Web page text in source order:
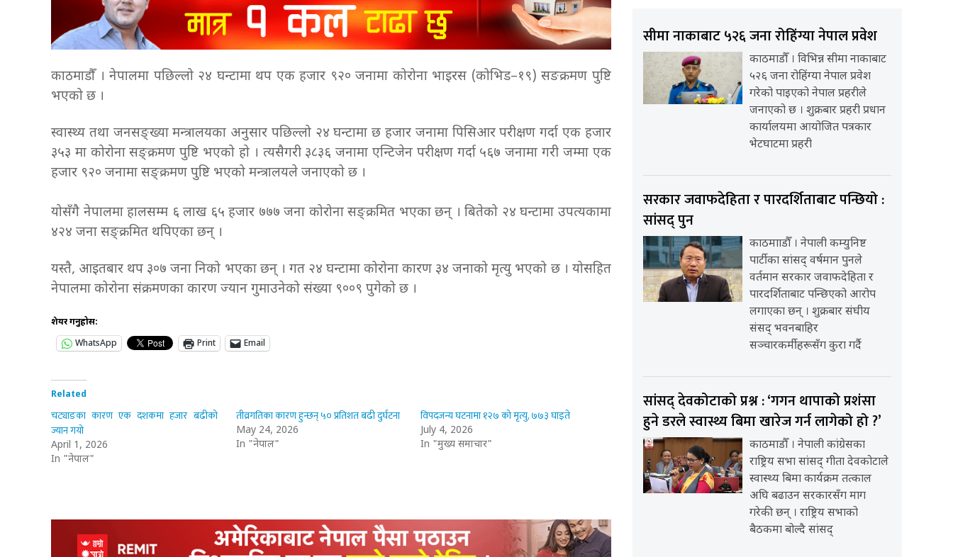
काठमाडौँ । नेपालमा पछिल्लो २४ घन्टामा थप एक हजार ९२० जनामा कोरोना भाइरस (कोभिड–१९) सङक्रमण पुष्टि
भएको छ ।
स्वास्थ्य तथा जनसङ्ख्या मन्त्रालयका अनुसार पछिल्लो २४ घन्टामा छ हजार जनामा पिसिआर परीक्षण गर्दा एक हजार
३५३ मा कोरोना सङ्क्रमण पुष्टि भएको हो । त्यसैगरी ३८३६ जनामा एन्टिजेन परीक्षण गर्दा ५६७ जनामा गरी जम्मा एक
हजार ९२० जनामा सङ्क्रमण पुष्टि भएको मन्त्रालयले जनाएको छ ।
योसँगै नेपालमा हालसम्म ६ लाख ६५ हजार ७७७ जना कोरोना सङ्क्रमित भएका छन् । बितेको २४ घन्टामा उपत्यकामा
४२४ जना सङ्क्रमित थपिएका छन् ।
यस्तै, आइतबार थप ३०७ जना निको भएका छन् । गत २४ घन्टामा कोरोना कारण ३४ जनाको मृत्यु भएको छ । योसहित
नेपालमा कोरोना संक्रमणका कारण ज्यान गुमाउनेको संख्या ९००९ पुगेको छ ।
शेयर गर्नुहोस:
WhatsApp
Print Email
Related
चट्याङका कारण एक दशकमा हजार बढीको
ज्यान गयो
April 1, 2026
In "नेपाल"
तीव्रगतिका कारण हुन्छन् ५० प्रतिशत बढी दुर्घटना
May 24, 2026
In "नेपाल"
विपदजन्य घटनामा १२७ को मृत्यु, ७७३ घाइते
July 4, 2026
In "मुख्य समाचार"
सीमा नाकाबाट ५२६ जना रोहिंग्या नेपाल प्रवेश
काठमाडौँ । विभिन्न सीमा नाकाबाट
५२६ जना रोहिंग्या नेपाल प्रवेश
गरेको पाइएको नेपाल प्रहरीले
जनाएको छ । शुक्रबार प्रहरी प्रधान
कार्यालयमा आयोजित पत्रकार
भेटघाटमा प्रहरी
सरकार जवाफदेहिता र पारदर्शिताबाट पन्छियो :
सांसद् पुन
काठमााडौँ । नेपाली कम्युनिष्ट
पार्टीका सांसद् वर्षमान पुनले
वर्तमान सरकार जवाफदेहिता र
पारदर्शिताबाट पन्छिएको आरोप
लगाएका छन् । शुक्रबार संघीय
संसद् भवनबाहिर
सञ्चारकर्मीहरूसँग कुरा गर्दै
सांसद् देवकोटाको प्रश्न : ‘गगन थापाको प्रशंसा
हुने डरले स्वास्थ्य बिमा खारेज गर्न लागेको हो ?’
काठमाडौँ । नेपाली कांग्रेसका
राष्ट्रिय सभा सांसद् गीता देवकोटाले
स्वास्थ्य बिमा कार्यक्रम तत्काल
अघि बढाउन सरकारसँग माग
गरेकी छन् । राष्ट्रिय सभाको
बैठकमा बोल्दै सांसद्